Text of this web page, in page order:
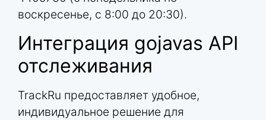
воскресенье, с 8:00 до 20:30).
Интеграция gojavas API
отслеживания
TrackRu предоставляет удобное,
индивидуальное решение для